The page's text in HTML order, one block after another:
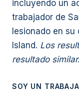
incluyendo un
trabajador de
lesionado en
Island. Los
resultado similar.
SOY UN